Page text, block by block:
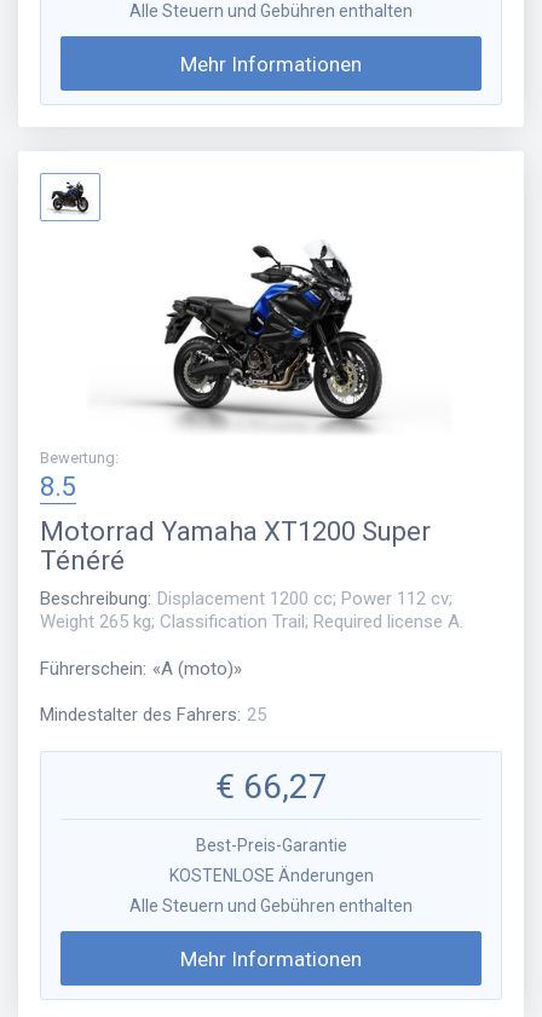
Alle Steuern und Gebühren enthalten
Mehr Informationen
Bewertung:
8.5
Motorrad Yamaha XT1200 Super
Ténéré
Beschreibung: Displacement 1200 cc; Power 112 cv;
Weight 265 kg; Classification Trail; Required license A.
Führerschein: «A (moto)»
Mindestalter des Fahrers: 25
€ 66,27
Best-Preis-Garantie
KOSTENLOSE Änderungen
Alle Steuern und Gebühren enthalten
Mehr Informationen